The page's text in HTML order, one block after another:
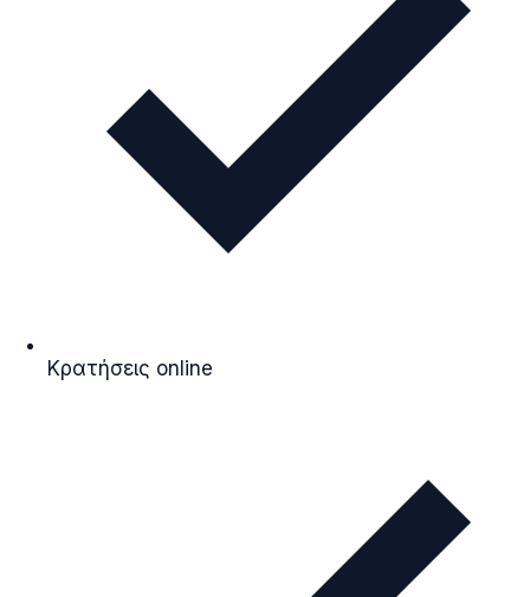
Κρατήσεις online